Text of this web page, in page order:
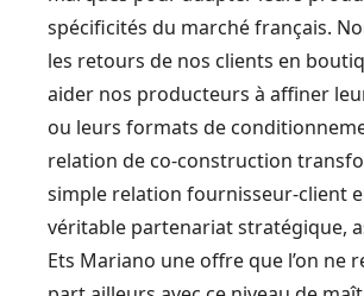
spécificités du marché français.
les retours de nos clients en
aider nos producteurs à affiner
ou leurs formats de
relation de co-construction
simple relation fournisseur-client
véritable partenariat stratégique,
Ets Mariano une offre que l’on ne